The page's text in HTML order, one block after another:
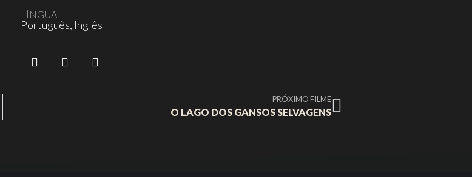
LÍNGUA
Português, Inglês
PRÓXIMO FILME
O LAGO DOS GANSOS SELVAGENS